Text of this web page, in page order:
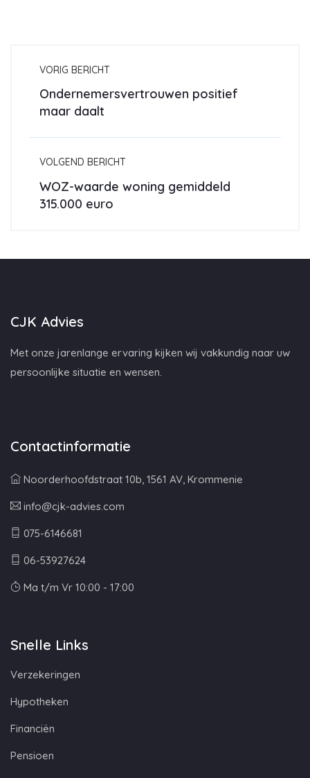
VORIG BERICHT
Ondernemersvertrouwen positief
maar daalt
VOLGEND BERICHT
WOZ-waarde woning gemiddeld
315.000 euro
CJK Advies
Met onze jarenlange ervaring kijken wij vakkundig naar uw
persoonlijke situatie en wensen.
Contactinformatie
Noorderhoofdstraat 10b, 1561 AV, Krommenie
info@cjk-advies.com
075-6146681
06-53927624
Ma t/m Vr 10:00 - 17:00
Snelle Links
Verzekeringen
Hypotheken
Financiën
Pensioen